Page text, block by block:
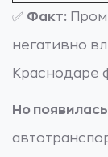
✅ Факт:
негативно
Краснодаре
Но